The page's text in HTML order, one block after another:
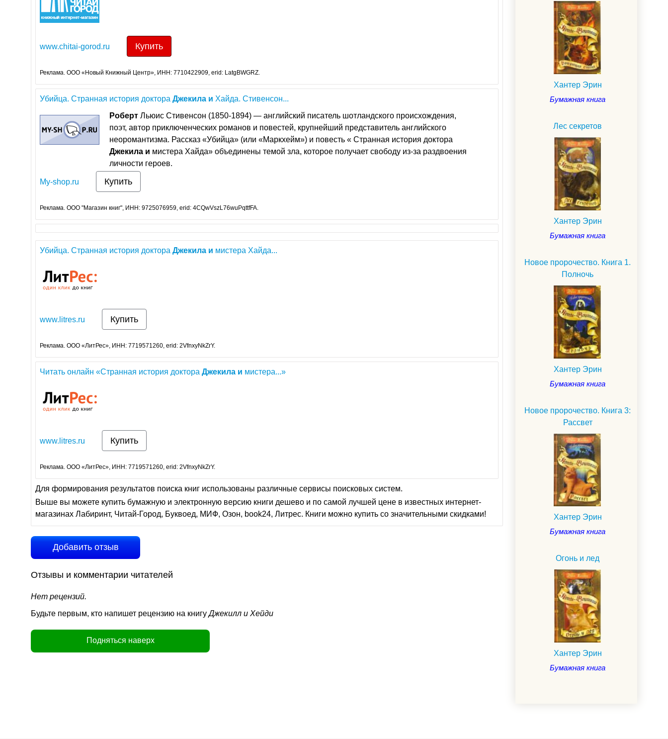
www.chitai-gorod.ru Купить
Реклама. ООО «Новый Книжный Центр», ИНН: 7710422909, erid: LatgBWGRZ.
Убийца. Странная история доктора Джекила и Хайда. Стивенсон...
Роберт Льюис Стивенсон (1850-1894) — английский писатель шотландского происхождения,
поэт, автор приключенческих романов и повестей, крупнейший представитель английского
неоромантизма. Рассказ «Убийца» (или «Маркхейм») и повесть « Странная история доктора
Джекила и мистера Хайда» объединены темой зла, которое получает свободу из-за раздвоения
личности героев.
My-shop.ru Купить
Реклама. ООО "Магазин книг", ИНН: 9725076959, erid: 4CQwVszL76wuPqttfFA.
Убийца. Странная история доктора Джекила и мистера Хайда...
www.litres.ru Купить
Реклама. ООО «ЛитРес», ИНН: 7719571260, erid: 2VfnxyNkZrY.
Читать онлайн «Странная история доктора Джекила и мистера...»
www.litres.ru Купить
Реклама. ООО «ЛитРес», ИНН: 7719571260, erid: 2VfnxyNkZrY.
Для формирования результатов поиска книг использованы различные сервисы поисковых систем.
Выше вы можете купить бумажную и электронную версию книги дешево и по самой лучшей цене в известных интернет-
магазинах Лабиринт, Читай-Город, Буквоед, МИФ, Озон, book24, Литрес. Книги можно купить со значительными скидками!
Добавить отзыв
Отзывы и комментарии читателей
Нет рецензий.
Будьте первым, кто напишет рецензию на книгуДжекилл и Хейди
Подняться наверх
Хантер Эрин
Бумажная книга
Лес секретов
Хантер Эрин
Бумажная книга
Новое пророчество. Книга 1.
Полночь
Хантер Эрин
Бумажная книга
Новое пророчество. Книга 3:
Рассвет
Хантер Эрин
Бумажная книга
Огонь и лед
Хантер Эрин
Бумажная книга